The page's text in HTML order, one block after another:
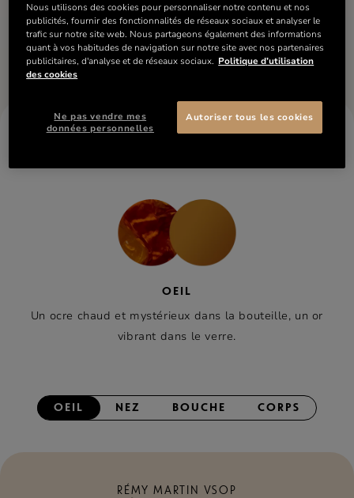
Informations nutritionnelles Comparer
OEIL
Un ocre chaud et mystérieux dans la bouteille, un or
vibrant dans le verre.
OEIL NEZ BOUCHE CORPS
RÉMY MARTIN VSOP
Nous utilisons des cookies pour personnaliser notre contenu et nos
publicités, fournir des fonctionnalités de réseaux sociaux et analyser le
trafic sur notre site web. Nous partageons également des informations
quant à vos habitudes de navigation sur notre site avec nos partenaires
publicitaires, d'analyse et de réseaux sociaux. Politique d’utilisation
des cookies
Ne pas vendre mes
données personnelles
Autoriser tous les cookies